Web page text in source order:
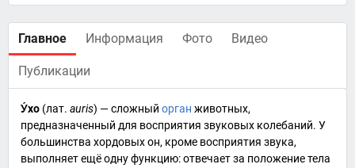
Главное Информация Фото Видео
Публикации
У́хо (лат. auris) — сложный орган животных,
предназначенный для восприятия звуковых колебаний. У
большинства хордовыхон, кроме восприятия звука,
выполняет ещё одну функцию: отвечает за положение тела